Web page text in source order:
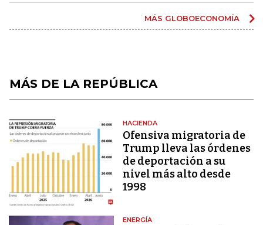
MÁS GLOBOECONOMÍA
MÁS DE LA REPÚBLICA
HACIENDA
Ofensiva migratoria de
Trump lleva las órdenes
de deportación a su
nivel más alto desde
1998
ENERGÍA